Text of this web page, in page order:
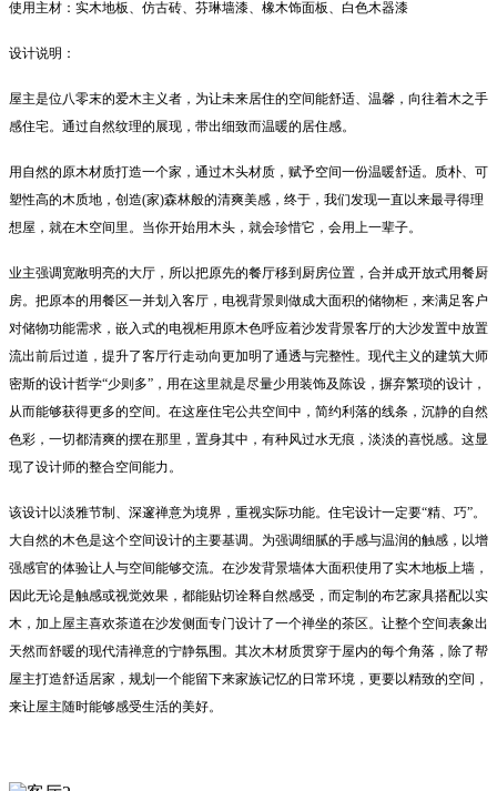
使用主材：实木地板、仿古砖、芬琳墙漆、橡木饰面板、白色木器漆
设计说明：
屋主是位八零末的爱木主义者，为让未来居住的空间能舒适、温馨，向往着木之手
感住宅。通过自然纹理的展现，带出细致而温暖的居住感。
用自然的原木材质打造一个家，通过木头材质，赋予空间一份温暖舒适。质朴、可
塑性高的木质地，创造(家)森林般的清爽美感，终于，我们发现一直以来最寻得理
想屋，就在木空间里。当你开始用木头，就会珍惜它，会用上一辈子。
业主强调宽敞明亮的大厅，所以把原先的餐厅移到厨房位置，合并成开放式用餐厨
房。把原本的用餐区一并划入客厅，电视背景则做成大面积的储物柜，来满足客户
对储物功能需求，嵌入式的电视柜用原木色呼应着沙发背景客厅的大沙发置中放置
流出前后过道，提升了客厅行走动向更加明了通透与完整性。现代主义的建筑大师
密斯的设计哲学“少则多”，用在这里就是尽量少用装饰及陈设，摒弃繁琐的设计，
从而能够获得更多的空间。在这座住宅公共空间中，简约利落的线条，沉静的自然
色彩，一切都清爽的摆在那里，置身其中，有种风过水无痕，淡淡的喜悦感。这显
现了设计师的整合空间能力。
该设计以淡雅节制、深邃禅意为境界，重视实际功能。住宅设计一定要“精、巧”。
大自然的木色是这个空间设计的主要基调。为强调细腻的手感与温润的触感，以增
强感官的体验让人与空间能够交流。在沙发背景墙体大面积使用了实木地板上墙，
因此无论是触感或视觉效果，都能贴切诠释自然感受，而定制的布艺家具搭配以实
木，加上屋主喜欢茶道在沙发侧面专门设计了一个禅坐的茶区。让整个空间表象出
天然而舒暖的现代清禅意的宁静氛围。其次木材质贯穿于屋内的每个角落，除了帮
屋主打造舒适居家，规划一个能留下来家族记忆的日常环境，更要以精致的空间，
来让屋主随时能够感受生活的美好。